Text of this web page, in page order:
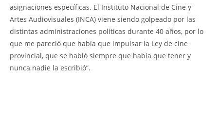
asignaciones específicas. El Instituto Nacional de Cine y
Artes Audiovisuales (INCA) viene siendo golpeado por las
distintas administraciones políticas durante 40 años, por lo
que me pareció que había que impulsar la Ley de cine
provincial, que se habló siempre que había que tener y
nunca nadie la escribió”.